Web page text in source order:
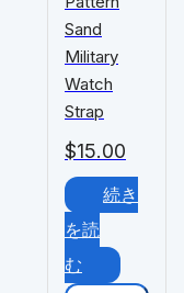
$15.00
Sand
Military
Watch
Strap
続き
を読
む